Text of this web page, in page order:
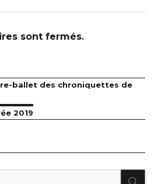
sont fermés.
ballet des chroniquettes de
2019